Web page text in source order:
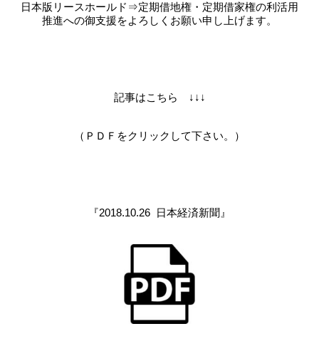
日本版リースホールド⇒定期借地権・定期借家権の利活用
推進への御支援をよろしくお願い申し上げます。
記事はこちら ↓↓↓
（ＰＤＦをクリックして下さい。）
『2018.10.26 日本経済新聞』